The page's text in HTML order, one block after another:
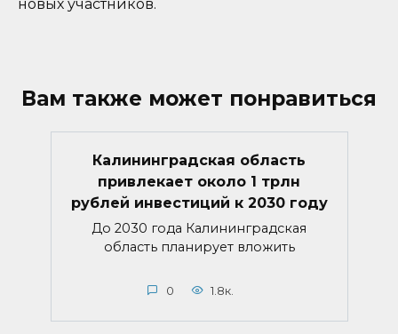
новых участников.
Вам также может понравиться
Калининградская область
привлекает около 1 трлн
рублей инвестиций к 2030 году
До 2030 года Калининградская
область планирует вложить
0 1.8к.